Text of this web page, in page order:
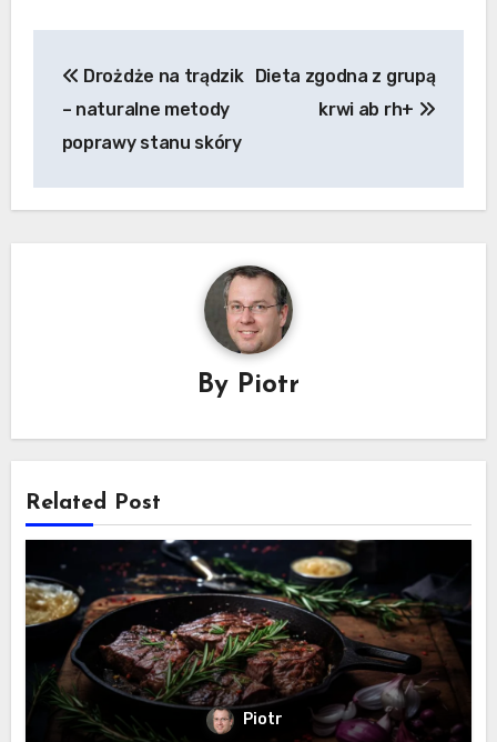
wpisu
Drożdże na trądzik
– naturalne metody
poprawy stanu skóry
Dieta zgodna z grupą
krwi ab rh+
By Piotr
Related Post
Piotr